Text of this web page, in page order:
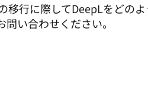
移行に際してDeepLをどの
問い合わせください。